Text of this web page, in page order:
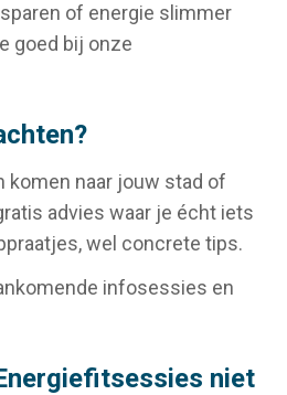
of energie slimmer
goed bij onze
komen naar jouw stad of
advies waar je écht iets
wel concrete tips.
infosessies en
niet